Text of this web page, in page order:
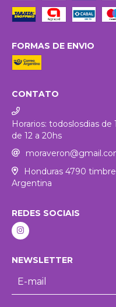
FORMAS DE ENVIO
CONTATO
Horarios: todoslosdias
de 12 a 20hs
Honduras 4790
Argentina
REDES SOCIAIS
NEWSLETTER